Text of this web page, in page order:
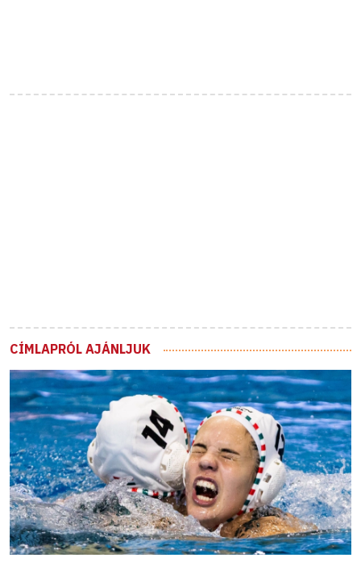
CÍMLAPRÓL AJÁNLJUK